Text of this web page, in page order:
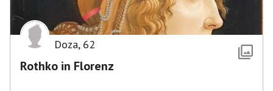
Doza, 62
Rothko in Florenz